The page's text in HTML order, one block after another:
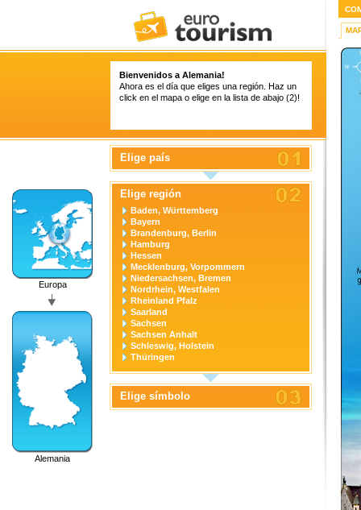
Bienvenidos a Alemania!
Ahora es el día que eliges una región. Haz un
click en el mapa o elige en la lista de abajo (2)!
Europa
Alemania
Elige país
Elige región
Baden, Württemberg
Bayern
Brandenburg, Berlin
Hamburg
Hessen
Mecklenburg, Vorpommern
Niedersachsen, Bremen
Nordrhein, Westfalen
Rheinland Pfalz
Saarland
Sachsen
Sachsen Anhalt
Schleswig, Holstein
Thüringen
Elige símbolo